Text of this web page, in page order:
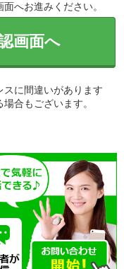
へお進みください。
画面へ
に間違いがあります
合もございます。